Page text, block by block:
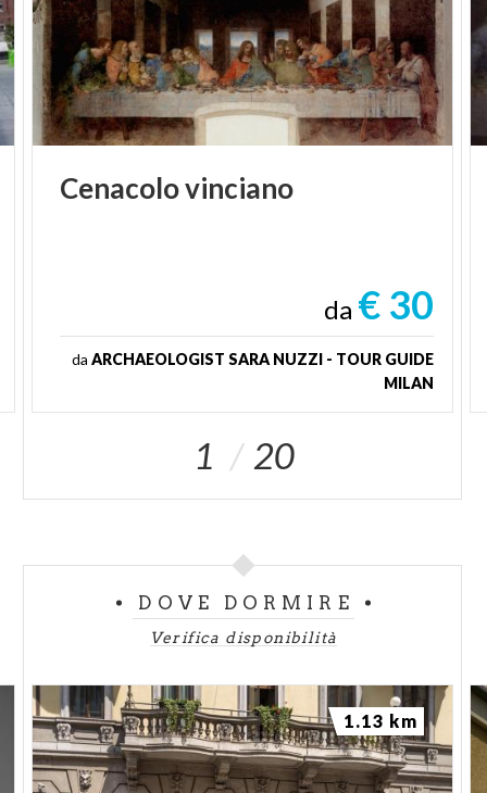
Cenacolovinciano
da € 30
da ARCHAEOLOGIST SARA NUZZI - TOUR GUIDE
MILAN
1 20
DOVE DORMIRE
Verifica disponibilità
1.13 km